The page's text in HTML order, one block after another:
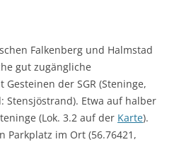
Falkenberg und Halmstad
gut zugängliche
der SGR (Steninge,
Stensjöstrand). Etwa auf halber
(Lok. 3.2 auf der Karte).
Parkplatz im Ort (56.76421,